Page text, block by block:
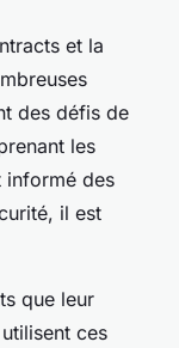
et la
des défis de
les
informé des
il est
que leur
ces